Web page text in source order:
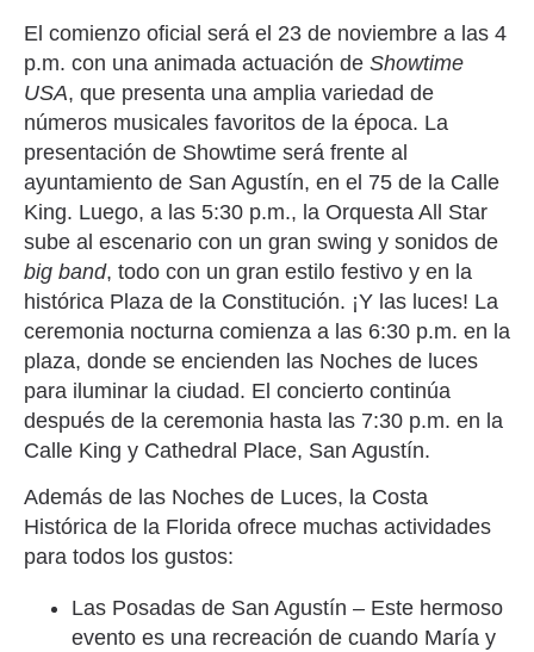
El comienzo oficial será el 23 de noviembre a las 4
p.m. con una animada actuación de Showtime
USA, que presenta una amplia variedad de
números musicales favoritos de la época. La
presentación de Showtime será frente al
ayuntamiento de San Agustín, en el 75 de la Calle
King. Luego, a las 5:30 p.m., la Orquesta All Star
sube al escenario con un gran swing y sonidos de
big band, todo con un gran estilo festivo y en la
histórica Plaza de la Constitución. ¡Y las luces! La
ceremonia nocturna comienza a las 6:30 p.m. en la
plaza, donde se encienden las Noches de luces
para iluminar la ciudad. El concierto continúa
después de la ceremonia hasta las 7:30 p.m. en la
Calle King y Cathedral Place, San Agustín.
Además de las Noches de Luces, la Costa
Histórica de la Florida ofrece muchas actividades
para todos los gustos:
Las Posadas de San Agustín – Este hermoso
evento es una recreación de cuando María y